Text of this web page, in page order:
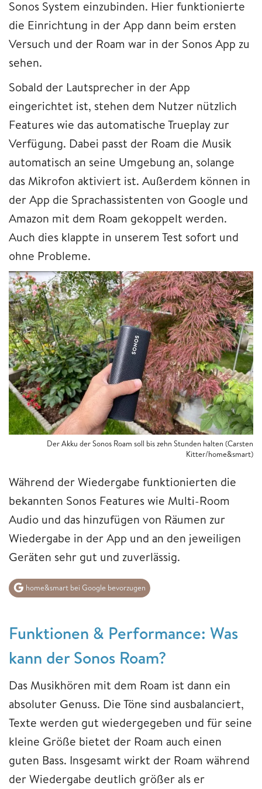
Sonos System einzubinden. Hier funktionierte
die Einrichtung in der App dann beim ersten
Versuch und der Roam war in der Sonos App zu
sehen.
Sobald der Lautsprecher in der App
eingerichtet ist, stehen dem Nutzer nützlich
Features wie das automatische Trueplay zur
Verfügung. Dabei passt der Roam die Musik
automatisch an seine Umgebung an, solange
das Mikrofon aktiviert ist. Außerdem können in
der App die Sprachassistenten von Google und
Amazon mit dem Roam gekoppelt werden.
Auch dies klappte in unserem Test sofort und
ohne Probleme.
Der Akku der Sonos Roam soll bis zehn Stunden halten (Carsten
Kitter/home&smart)
Während der Wiedergabe funktionierten die
bekannten Sonos Features wie Multi-Room
Audio und das hinzufügen von Räumen zur
Wiedergabe in der App und an den jeweiligen
Geräten sehr gut und zuverlässig.
home&smart bei Google bevorzugen
Funktionen & Performance: Was
kann der Sonos Roam?
Das Musikhören mit dem Roam ist dann ein
absoluter Genuss. Die Töne sind ausbalanciert,
Texte werden gut wiedergegeben und für seine
kleine Größe bietet der Roam auch einen
guten Bass. Insgesamt wirkt der Roam während
der Wiedergabe deutlich größer als er